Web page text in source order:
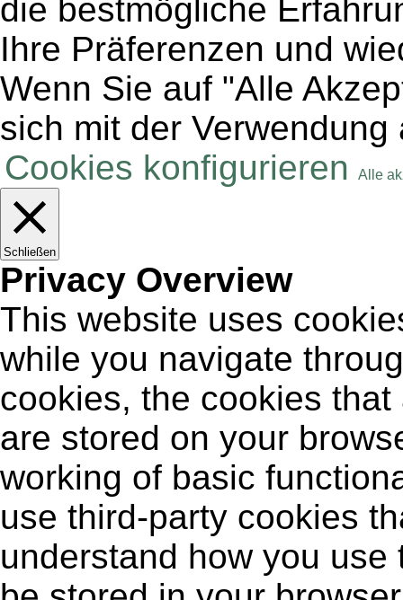
die bestmögliche
Ihre Präferenzen und
Wenn Sie auf "Alle
sich mit der
Cookies konfigurieren
Alle
Schließen
Privacy Overview
This website uses
while you navigate
cookies, the cookies
are stored on your
working of basic
use third-party cookies
understand how you